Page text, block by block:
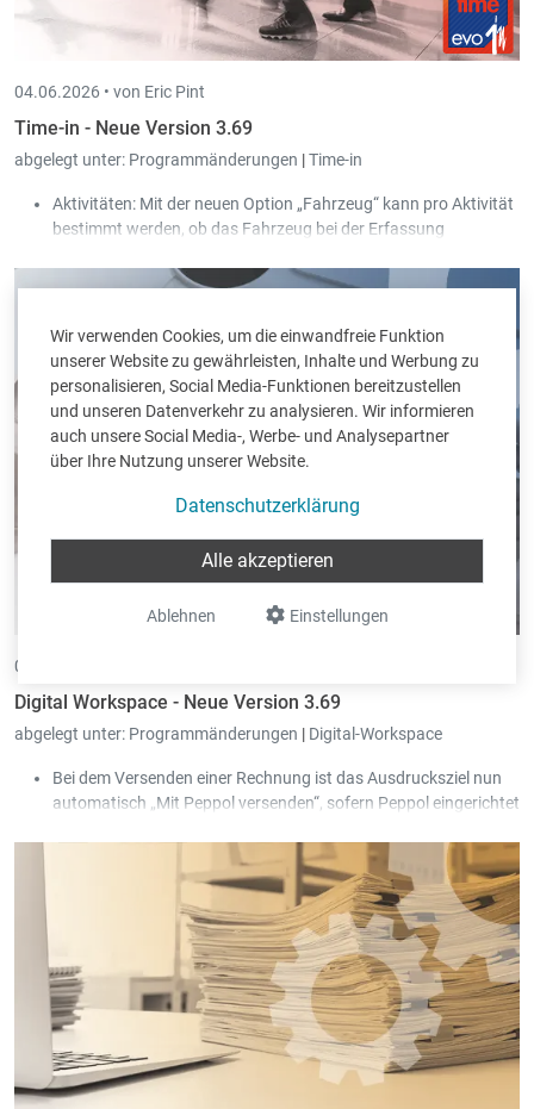
Wir verwenden Cookies, um die einwandfreie Funktion
unserer Website zu gewährleisten, Inhalte und Werbung zu
personalisieren, Social Media-Funktionen bereitzustellen
und unseren Datenverkehr zu analysieren. Wir informieren
auch unsere Social Media-, Werbe- und Analysepartner
über Ihre Nutzung unserer Website.
Datenschutzerklärung
Einstellungen
Ablehnen
Alle akzeptieren
04.06.2026 • von Eric Pint
Time-in - Neue Version 3.69
abgelegt unter: Programmänderungen |Time-in
Aktivitäten: Mit der neuen Option „Fahrzeug“ kann pro Aktivität
bestimmt werden, ob das Fahrzeug bei der Erfassung
verpflichtend ist.
04.06.2026 •
Digital Workspace - Neue Version 3.69
abgelegt unter: Programmänderungen | Digital-Workspace
Bei dem Versenden einer Rechnung ist das Ausdrucksziel nun
automatisch „Mit Peppol versenden“, sofern Peppol eingerichtet